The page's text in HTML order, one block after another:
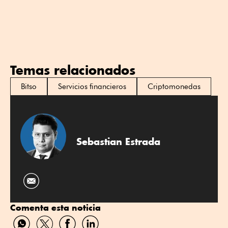
Temas relacionados
Bitso Servicios financieros Criptomonedas
Sebastian Estrada
Comenta esta noticia